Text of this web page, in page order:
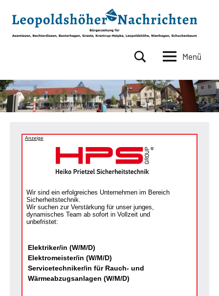
Inhalt
springen
Nachrichten
Asemissen,
Bechterdissen,
Bexterhagen,
Krentrup-
Menü
Anzeige
Wir sind ein erfolgreiches Unternehmen im Bereich
Sicherheitstechnik.
Wir suchen zur Verstärkung für unser junges,
dynamisches Team ab sofort in Vollzeit und
unbefristet:
Elektriker/in (W/M/D)
Elektromeister/in (W/M/D)
Servicetechniker/in für Rauch- und
Wärmeabzugsanlagen (W/M/D)